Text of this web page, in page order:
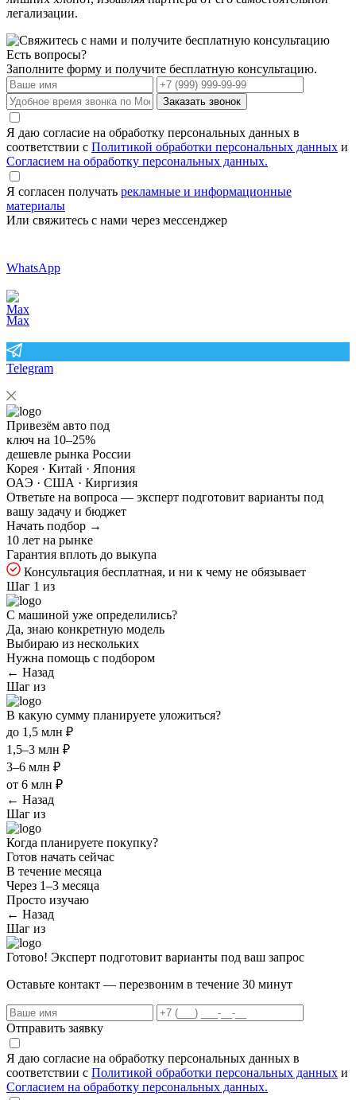
легализации.
Есть вопросы?
Заполните форму и получите бесплатную консультацию.
Заказать звонок
Я даю согласие на обработку персональных данных в
соответствии с Политикой обработки персональных данных и
Согласием на обработку персональных данных.
Я согласен получать рекламные и информационные
материалы
Или свяжитесь с нами через мессенджер
WhatsApp
Max
Telegram
Привезём авто под
ключ на 10–25%
дешевле рынка России
Корея · Китай · Япония
ОАЭ · США · Киргизия
Ответьте на вопроса — эксперт подготовит варианты под
вашу задачу и бюджет
Начать подбор →
10 лет на рынке
Гарантия вплоть до выкупа
Консультация бесплатная, и ни к чему не обязывает
Шаг 1 из
С машиной уже определились?
Да, знаю конкретную модель
Выбираю из нескольких
Нужна помощь с подбором
← Назад
Шаг из
В какую сумму планируете уложиться?
до 1,5 млн ₽
1,5–3 млн ₽
3–6 млн ₽
от 6 млн ₽
← Назад
Шаг из
Когда планируете покупку?
Готов начать сейчас
В течение месяца
Через 1–3 месяца
Просто изучаю
← Назад
Шаг из
Готово! Эксперт подготовит варианты под ваш запрос
Оставьте контакт — перезвоним в течение 30 минут
Отправить заявку
Я даю согласие на обработку персональных данных в
соответствии с Политикой обработки персональных данных и
Согласием на обработку персональных данных.